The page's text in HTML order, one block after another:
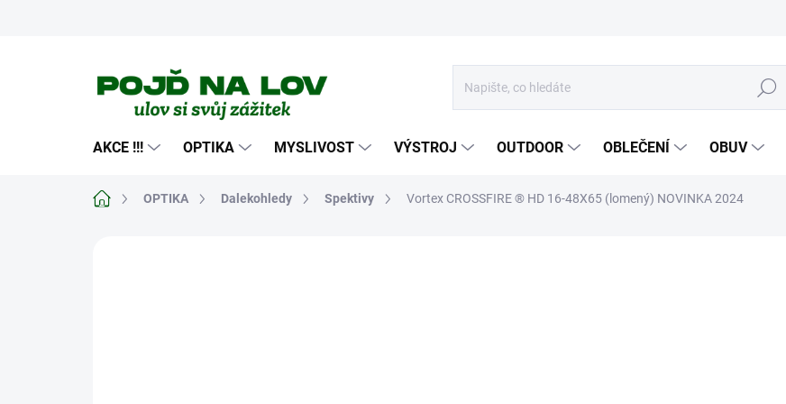
Hledat
AKCE !!! OPTIKA MYSLIVOST VÝSTROJ OUTDOOR OBLEČENÍ OBUV
Domů OPTIKA Dalekohledy Spektivy Vortex CROSSFIRE ® HD 16-48X65 (lomený) NOVINKA 2024